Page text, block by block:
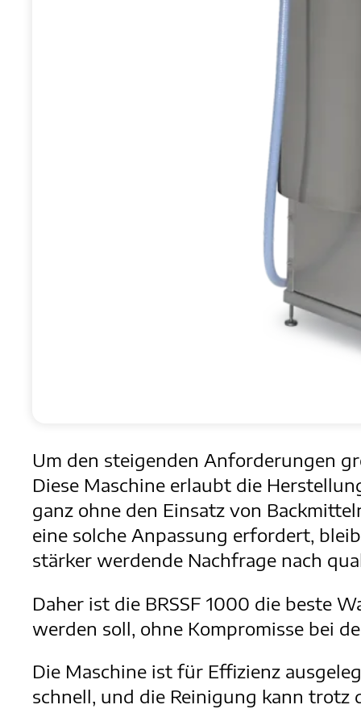
Um den steigenden Anforderungen
Diese Maschine erlaubt die
ganz ohne den Einsatz von
eine solche Anpassung erfordert,
stärker werdende Nachfrage nach
Daher ist die BRSSF 1000 die beste
werden soll, ohne Kompromisse bei
Die Maschine ist für Effizienz
schnell, und die Reinigung kann